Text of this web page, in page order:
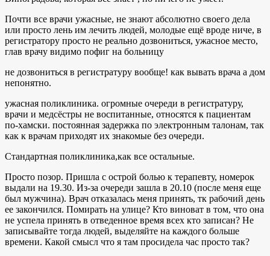
Почти все врачи ужасные, не знают абсолютно своего дела
или просто лень им лечить людей, молодые ещё вроде ниче, в
регистратору просто не реально дозвониться, ужасное место,
глав врачу видимо пофиг на больницу
не дозвониться в регистратуру вообще! как вывать врача а дом
непонятно.
ужасная поликлиника. огромные очереди в регистратуру,
врачи и медсёстры не воспитанные, относятся к пациентам
по-хамски. постоянная задержка по электронным талонам, так
как к врачам приходят их знакомые без очереди.
Стандартная поликлиника,как все остальные.
Просто позор. Пришла с острой болью к терапевту, номерок
выдали на 19.30. Из-за очереди зашла в 20.10 (после меня еще
был мужчина). Врач отказалась меня принять, тк рабочий день
ее закончился. Помирать на улице? Кто виноват в том, что она
не успела принять в отведенное время всех кто записан? Не
записывайте тогда людей, выделяйте на каждого больше
времени. Какой смысл что я там просидела час просто так?